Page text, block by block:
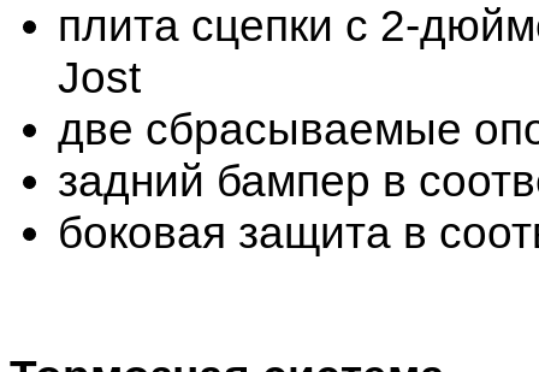
плита сцепки с 2-
Jost
две сбрасываемые
задний бампер в
боковая защита в